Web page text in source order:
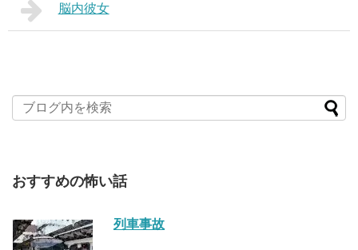
脳内彼女
おすすめの怖い話
列車事故